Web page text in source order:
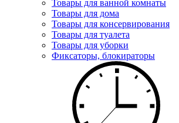
Товары для ванной комнаты
Товары для дома
Товары для консервирования
Товары для туалета
Товары для уборки
Фиксаторы, блокираторы